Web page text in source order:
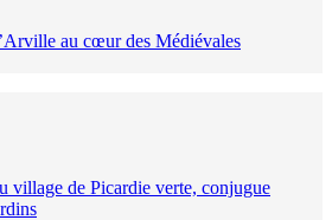
au cœur des Médiévales
village de Picardie verte, conjugue